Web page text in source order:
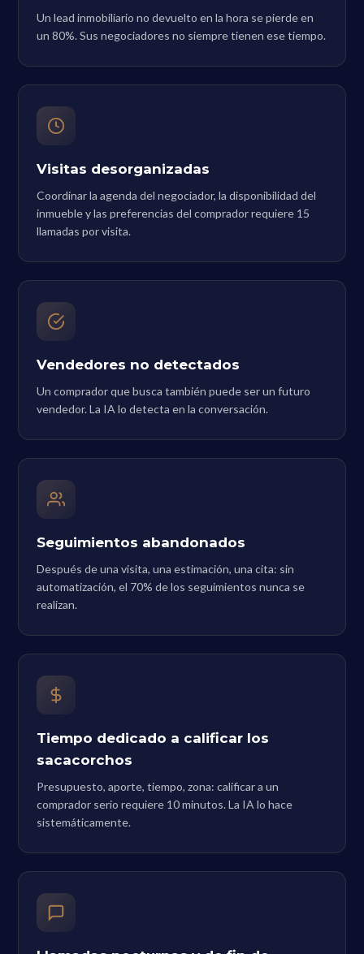
Un lead inmobiliario no devuelto en la hora se pierde en
un 80%. Sus negociadores no siempre tienen ese tiempo.
Visitas desorganizadas
Coordinar la agenda del negociador, la disponibilidad del
inmueble y las preferencias del comprador requiere 15
llamadas por visita.
Vendedores no detectados
Un comprador que busca también puede ser un futuro
vendedor. La IA lo detecta en la conversación.
Seguimientos abandonados
Después de una visita, una estimación, una cita: sin
automatización, el 70% de los seguimientos nunca se
realizan.
Tiempo dedicado a calificar los
sacacorchos
Presupuesto, aporte, tiempo, zona: calificar a un
comprador serio requiere 10 minutos. La IA lo hace
sistemáticamente.